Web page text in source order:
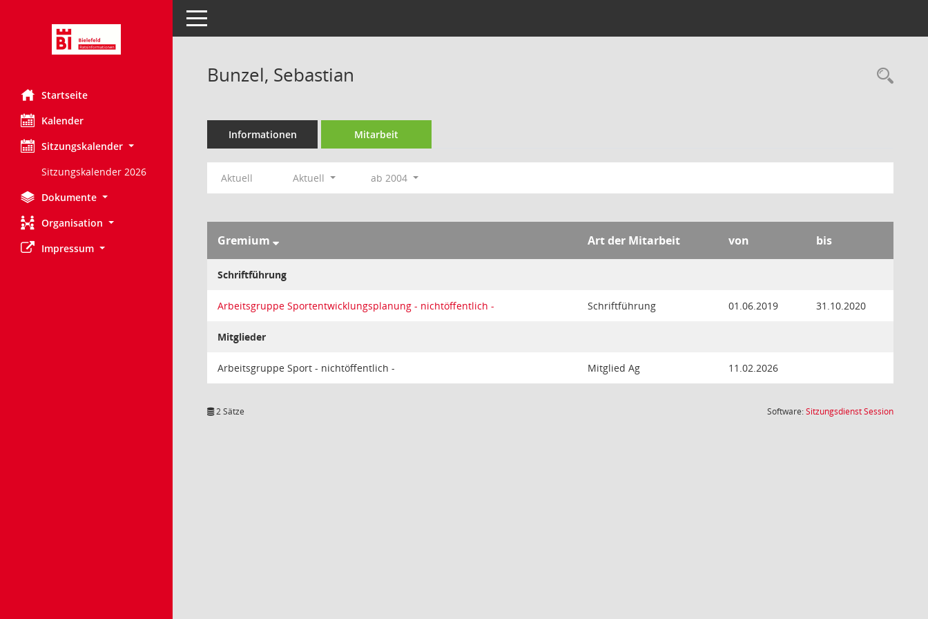
Startseite
Kalender
Sitzungskalender
Sitzungskalender 2026
Dokumente
Organisation
Impressum
Toggle navigation
Bunzel, Sebastian
Informationen Mitarbeit
Aktuell Aktuell ab 2004
Gremium Art der Mitarbeit von bis
Schriftführung
Arbeitsgruppe Sportentwicklungsplanung - nichtöffentlich - Schriftführung 01.06.2019 31.10.2020
Mitglieder
Arbeitsgruppe Sport - nichtöffentlich - Mitglied Ag 11.02.2026
2 Sätze Software:SitzungsdienstSession(Wird in